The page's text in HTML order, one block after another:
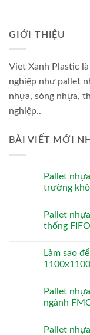
GIỚI THIỆU
Viet Xanh Plastic
nghiệp như pallet
nhựa, sóng nhựa,
nghiệp..
BÀI VIẾT MỚI
Pallet
trường
Pallet
thống
Làm sao
Pallet
ngành
Pallet